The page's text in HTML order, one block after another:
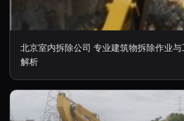
北京室内拆除公司 专业建筑物拆除作业
解析